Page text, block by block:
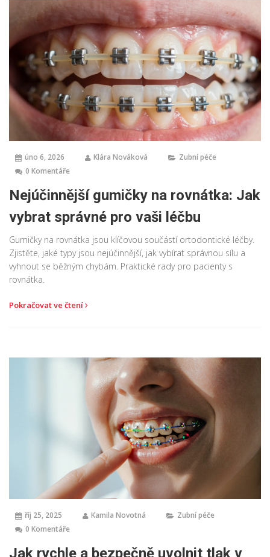
úno 6, 2026 Klára Nováková
Zubní péče
0 Komentáře
Nejúčinnější gumičky na rovnátka: Jak
vybrat správné pro vaši léčbu
Gumičky na rovnátka jsou klíčovou součástí ortodontické léčby.
Zjistěte, jaké typy jsou nejúčinnější, jak vybírat správnou sílu a
vyhnout se běžným chybám. Praktické rady pro pacienty s
rovnátka.
Pokračovat ve čtení
říj 25, 2025 Kamila Novotná
Zubní péče
0 Komentáře
Jak rychle a bezpečně uvolnit tlak v